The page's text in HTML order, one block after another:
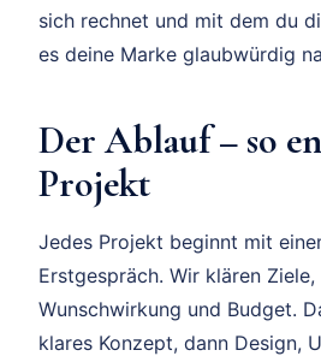
sich rechnet und mit dem du
es deine Marke glaubwürdig
Der Ablauf – so
Projekt
Jedes Projekt beginnt mit
Erstgespräch. Wir klären
Wunschwirkung und Budget.
klares Konzept, dann Design,